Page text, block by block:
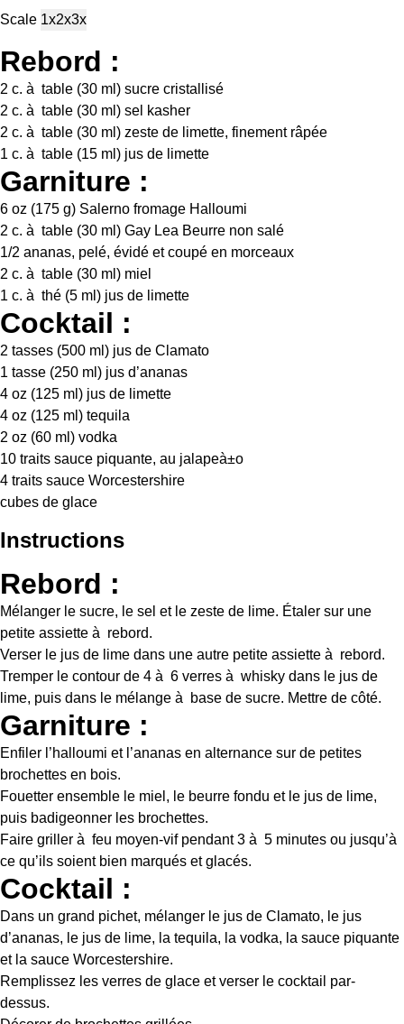
Scale 1x2x3x
Rebord :
2 c. à table (30 ml) sucre cristallisé
2 c. à table (30 ml) sel kasher
2 c. à table (30 ml) zeste de limette, finement râpée
1 c. à table (15 ml) jus de limette
Garniture :
6 oz (175 g) Salerno fromage Halloumi
2 c. à table (30 ml) Gay Lea Beurre non salé
1/2 ananas, pelé, évidé et coupé en morceaux
2 c. à table (30 ml) miel
1 c. à thé (5 ml) jus de limette
Cocktail :
2 tasses (500 ml) jus de Clamato
1 tasse (250 ml) jus d’ananas
4 oz (125 ml) jus de limette
4 oz (125 ml) tequila
2 oz (60 ml) vodka
10 traits sauce piquante, au jalapeà±o
4 traits sauce Worcestershire
cubes de glace
Instructions
Rebord :
Mélanger le sucre, le sel et le zeste de lime. Étaler sur une
petite assiette à rebord.
Verser le jus de lime dans une autre petite assiette à rebord.
Tremper le contour de 4 à 6 verres à whisky dans le jus de
lime, puis dans le mélange à base de sucre. Mettre de côté.
Garniture :
Enfiler l’halloumi et l’ananas en alternance sur de petites
brochettes en bois.
Fouetter ensemble le miel, le beurre fondu et le jus de lime,
puis badigeonner les brochettes.
Faire griller à feu moyen-vif pendant 3 à 5 minutes ou jusqu’à
ce qu’ils soient bien marqués et glacés.
Cocktail :
Dans un grand pichet, mélanger le jus de Clamato, le jus
d’ananas, le jus de lime, la tequila, la vodka, la sauce piquante
et la sauce Worcestershire.
Remplissez les verres de glace et verser le cocktail par-
dessus.